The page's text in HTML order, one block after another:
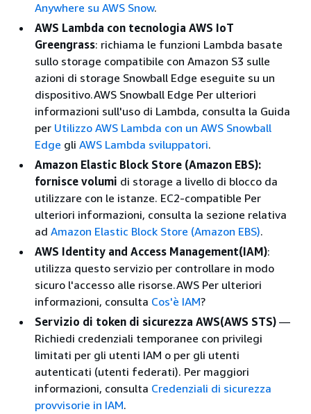
Anywhere su AWS Snow.
AWS Lambda con tecnologia AWS IoT
Greengrass: richiama le funzioni Lambda basate
sullo storage compatibile con Amazon S3 sulle
azioni di storage Snowball Edge eseguite su un
dispositivo.AWS Snowball Edge Per ulteriori
informazioni sull'uso di Lambda, consulta la Guida
per Utilizzo AWS Lambda con un AWS Snowball
Edge gli AWS Lambda sviluppatori.
Amazon Elastic Block Store (Amazon EBS):
fornisce volumi di storage a livello di blocco da
utilizzare con le istanze. EC2-compatible Per
ulteriori informazioni, consulta la sezione relativa
ad Amazon Elastic Block Store (Amazon EBS).
AWS Identity and Access Management(IAM):
utilizza questo servizio per controllare in modo
sicuro l'accesso alle risorse.AWS Per ulteriori
informazioni, consulta Cos'è IAM?
Servizio di token di sicurezza AWS(AWS STS) —
Richiedi credenziali temporanee con privilegi
limitati per gli utenti IAM o per gli utenti
autenticati (utenti federati). Per maggiori
informazioni, consulta Credenziali di sicurezza
provvisorie in IAM.